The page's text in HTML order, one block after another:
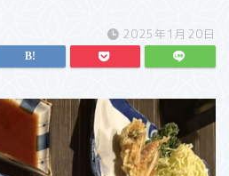
2025年1月20日